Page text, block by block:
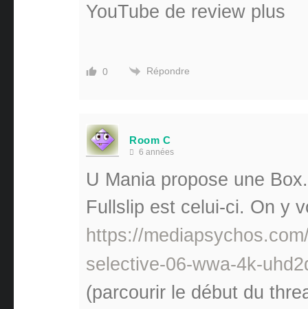
YouTube de review plus
0 Répondre
Room C
6 années
U Mania propose une
Fullslip est celui-ci. On y
https://
selective-06-wwa-4k-
(parcourir le début du